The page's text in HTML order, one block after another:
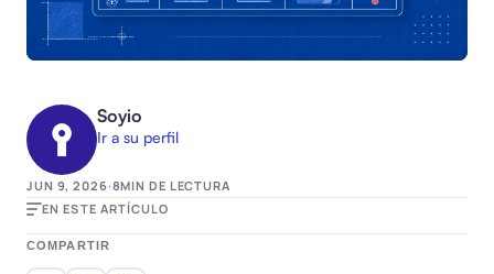
Soyio
Ir a su perfil
JUN 9, 2026·8MIN DE LECTURA
EN ESTE ARTÍCULO
COMPARTIR